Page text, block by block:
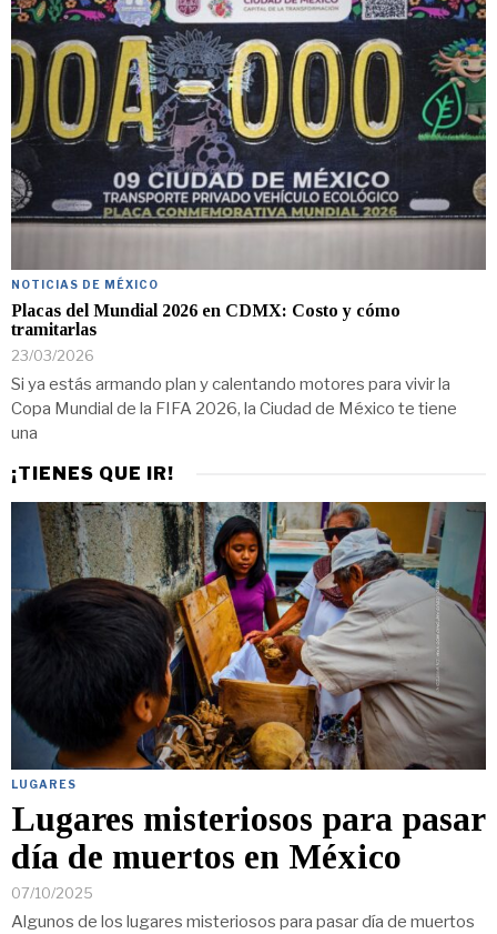
NOTICIAS DE MÉXICO
Placas del Mundial 2026 en CDMX: Costo y cómo
tramitarlas
23/03/2026
Si ya estás armando plan y calentando motores para vivir la
Copa Mundial de la FIFA 2026, la Ciudad de México te tiene
una
¡TIENES QUE IR!
LUGARES
Lugares misteriosos para pasar
día de muertos en México
07/10/2025
Algunos de los lugares misteriosos para pasar día de muertos